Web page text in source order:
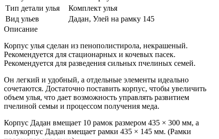
Тип детали улья
Комплект улья
Вид ульев
Дадан, Улей на рамку 145
Описание
Корпус улья сделан из пенополистирола, некрашеный.
Рекомендуется для стационарных и кочевых пасек.
Рекомендуется для разведения сильных пчелиных семей.
Он легкий и удобный, а отдельные элементы идеально
сочетаются. Достаточно поставить корпус, чтобы увеличить
объем улья, что дает возможность управлять развитием
пчелиной семьи и процессом получения меда.
Корпус Дадан вмещает 10 рамок размером 435 × 300 мм, а
полукорпус Дадан вмещает рамки 435 × 145 мм. (Рамки